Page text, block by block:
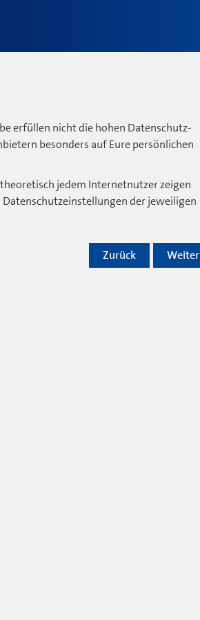
erfüllen nicht die hohen Datenschutz-
besonders auf Eure persönlichen
jedem Internetnutzer zeigen
der jeweiligen
Weiter
Zurück